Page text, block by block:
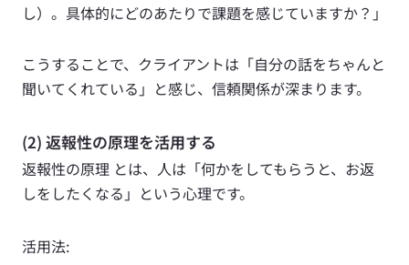
し）。具体的にどのあたりで課題を感じていますか？」
こうすることで、クライアントは「自分の話をちゃんと
聞いてくれている」と感じ、信頼関係が深まります。
(2) 返報性の原理を活用する
返報性の原理 とは、人は「何かをしてもらうと、お返
しをしたくなる」という心理です。
活用法: